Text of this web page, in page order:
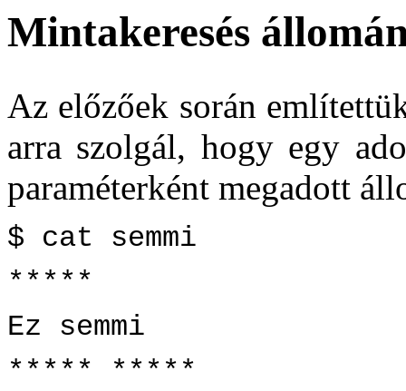
Mintakeresés
Az előzőek során
arra szolgál, hogy egy
paraméterként megadott
$ cat semmi
*****
Ez semmi
***** *****